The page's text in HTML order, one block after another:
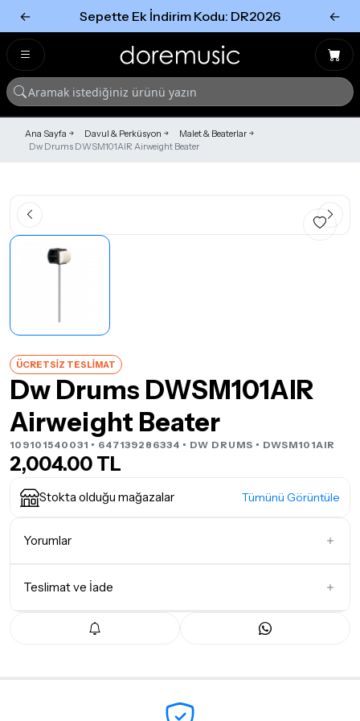
← Sepette Ek İndirim Kodu: DR2026 ←
Ana Sayfa Davul & Perküsyon
Malet & Beaterlar
Dw Drums DWSM101AIR Airweight Beater
ÜCRETSİZ TESLİMAT
Dw Drums DWSM101AIR
Airweight Beater
109101540031 • 647139286334 • DW DRUMS • DWSM101AIR
2,004.00 TL
Stokta olduğu mağazalar Tümünü Görüntüle
Yorumlar
Teslimat ve İade
Teslimat Koşulları
tatil günlerinde teslimat yapılamamaktadır.
Tümünü Gör
Tümünü gör